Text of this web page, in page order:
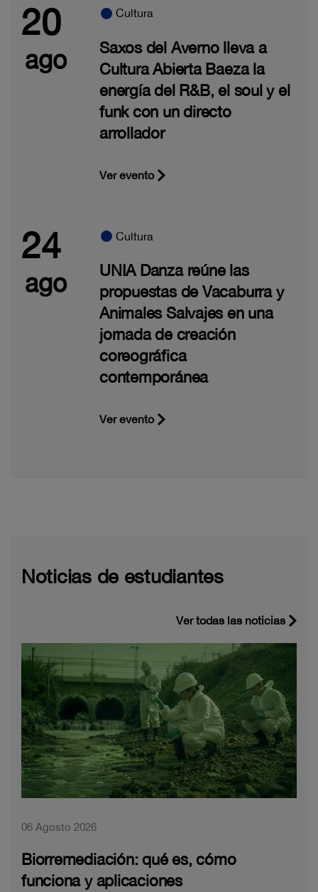
20
ago
Saxos del Averno lleva a
Cultura Abierta Baeza la
energía del R&B, el soul y el
funk con un directo
arrollador
Cultura
Ver evento
24
ago
UNIA Danza reúne las
propuestas de Vacaburra y
Animales Salvajes en una
jornada de creación
coreográfica
contemporánea
Cultura
Ver evento
Noticias de estudiantes
Ver todas las noticias
06 Agosto 2026
Biorremediación: qué es, cómo
funciona y aplicaciones